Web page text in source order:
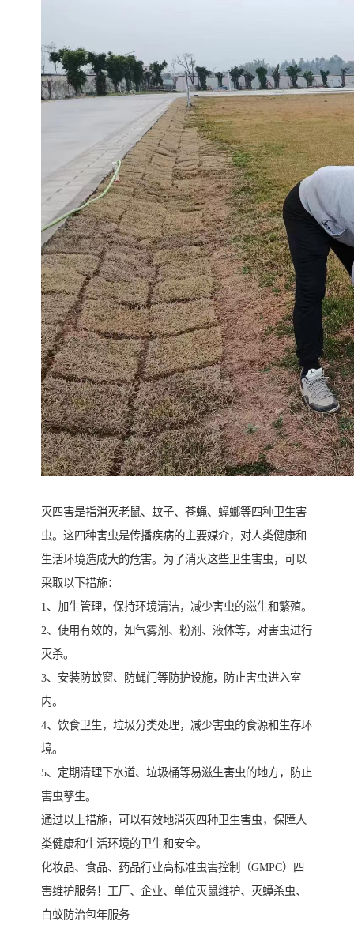
灭四害是指消灭老鼠、蚊子、苍蝇、蟑螂等四种卫生害
虫。这四种害虫是传播疾病的主要媒介，对人类健康和
生活环境造成大的危害。为了消灭这些卫生害虫，可以
采取以下措施：
1、加生管理，保持环境清洁，减少害虫的滋生和繁殖。
2、使用有效的，如气雾剂、粉剂、液体等，对害虫进行
灭杀。
3、安装防蚊窗、防蝇门等防护设施，防止害虫进入室
内。
4、饮食卫生，垃圾分类处理，减少害虫的食源和生存环
境。
5、定期清理下水道、垃圾桶等易滋生害虫的地方，防止
害虫孳生。
通过以上措施，可以有效地消灭四种卫生害虫，保障人
类健康和生活环境的卫生和安全。
化妆品、食品、药品行业高标准虫害控制（GMPC）四
害维护服务！工厂、企业、单位灭鼠维护、灭蟑杀虫、
白蚁防治包年服务